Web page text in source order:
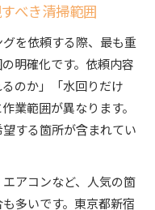
べき清掃範囲
を依頼する際、最も重
明確化です。依頼内容
のか」「水回りだけ
業範囲が異なります。
する箇所が含まれてい
アコンなど、人気の箇
多いです。東京都新宿